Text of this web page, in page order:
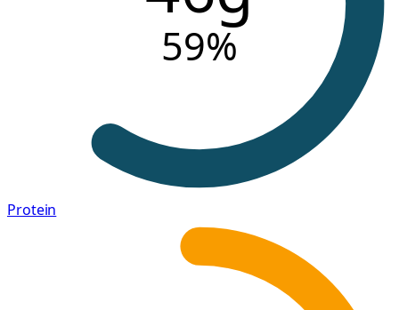
59%
Protein